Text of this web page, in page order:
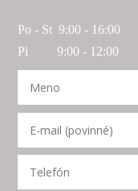
Po - St 9:00 - 16:00
Pi 9:00 - 12:00